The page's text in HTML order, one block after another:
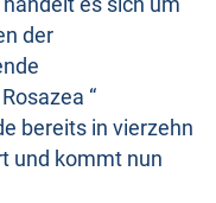
der
“
bereits in vierzehn
und kommt nun